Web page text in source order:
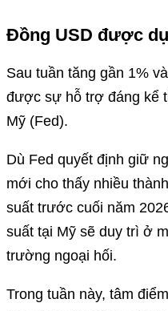
Đồng USD được
Sau tuần tăng gần 1%
được sự hỗ trợ đáng kể
Mỹ (Fed).
Dù Fed quyết định giữ
mới cho thấy nhiều
suất trước cuối năm
suất tại Mỹ sẽ duy trì ở
trường ngoại hối.
Trong tuần này, tâm